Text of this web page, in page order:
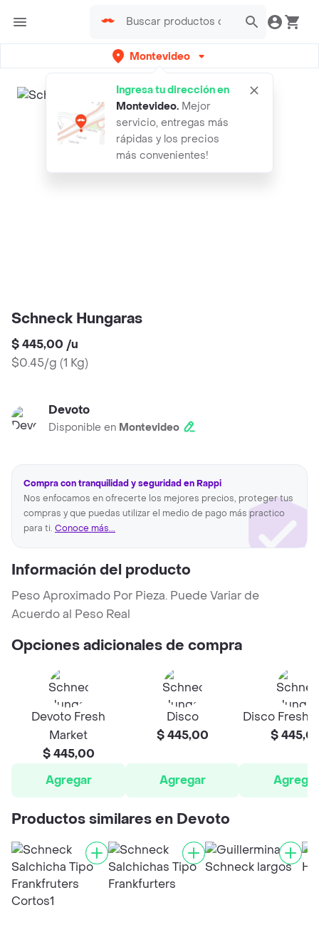
Montevideo
Ingresa tu dirección en
Montevideo. Mejor
servicio, entregas más
rápidas y los precios
más convenientes!
Schneck Hungaras
$ 445,00 /u
$0.45/g (1 Kg)
Devoto
Disponible en Montevideo
Compra con tranquilidad y seguridad en Rappi
Nos enfocamos en ofrecerte los mejores precios, proteger tus
compras y que puedas utilizar el medio de pago más practico
para ti. Conoce más...
Información del producto
Peso Aproximado Por Pieza. Puede Variar de
Acuerdo al Peso Real
Opciones adicionales de compra
Devoto Fresh
Market
$ 445,00
Agregar
Disco
$ 445,00
Agregar
Disco Fresh
$
Agregar
Productos similares en Devoto